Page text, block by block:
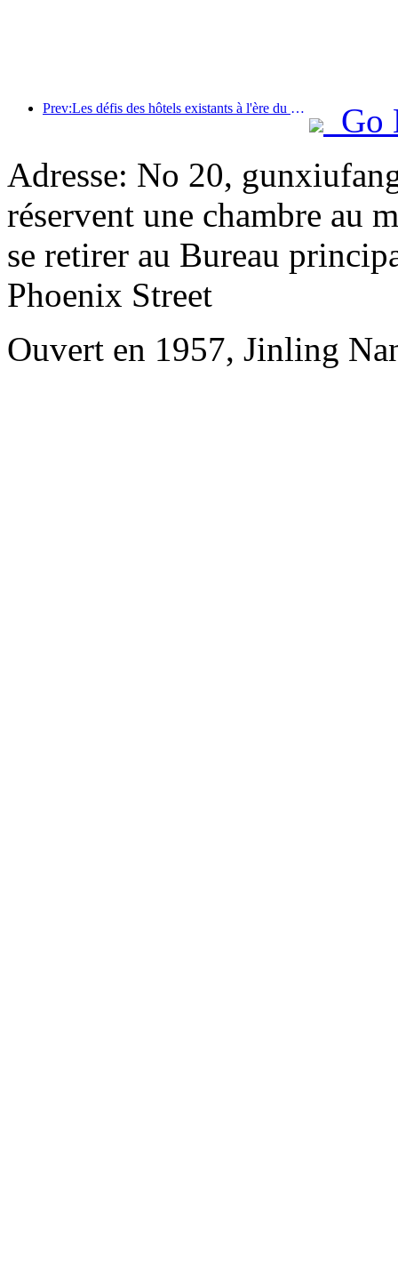
Prev:Les défis des hôtels existants à l'ère du 2.0 : la mise à niveau est au cœur de la véritable innovation de valeur
Go
Adresse: No 20,
réservent une chambre au
se retirer au Bureau
Phoenix Street
Ouvert en 1957, Jinling